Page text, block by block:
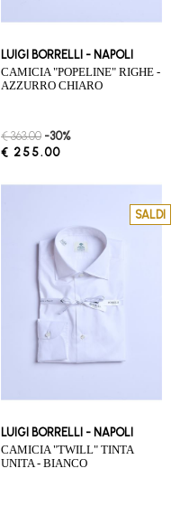
LUIGI BORRELLI - NAPOLI
CAMICIA "POPELINE" RIGHE -
AZZURRO CHIARO
€ 363.00 -30%
€ 255.00
SALDI
LUIGI BORRELLI - NAPOLI
CAMICIA "TWILL" TINTA
UNITA - BIANCO